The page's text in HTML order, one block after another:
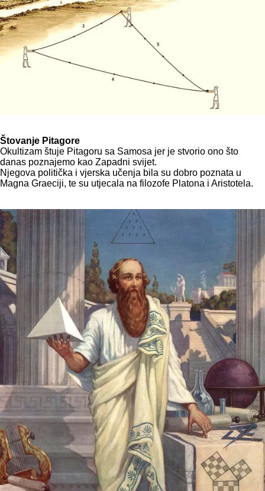
Štovanje Pitagore
Okultizam štuje Pitagoru sa Samosa jer je stvorio ono što
danas poznajemo kao Zapadni svijet.
Njegova politička i vjerska učenja bila su dobro poznata u
Magna Graeciji, te su utjecala na filozofe Platona i Aristotela.